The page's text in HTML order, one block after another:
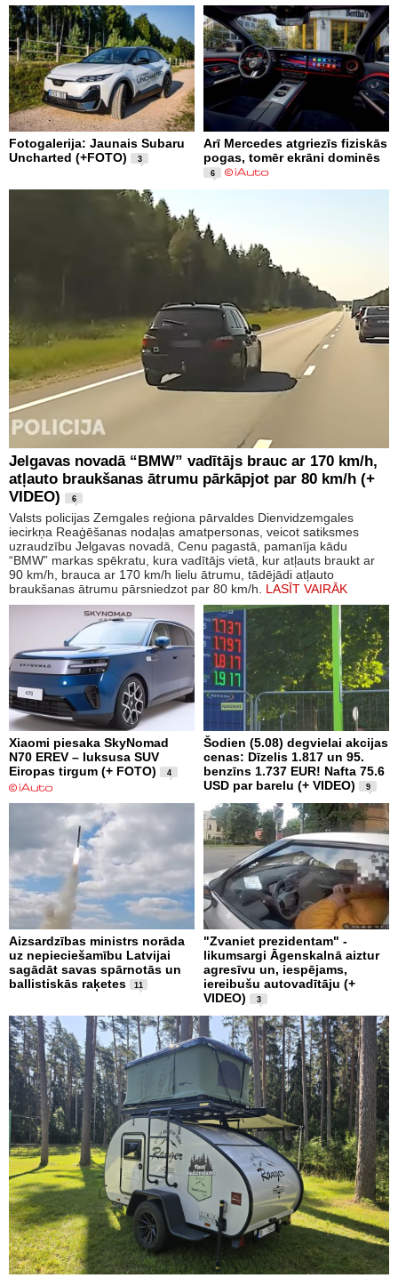
Fotogalerija: Jaunais Subaru
Uncharted (+FOTO)
3
Arī Mercedes atgriezīs fiziskās
pogas, tomēr ekrāni dominēs
6
Jelgavas novadā “BMW” vadītājs brauc ar 170 km/h,
atļauto braukšanas ātrumu pārkāpjot par 80 km/h (+
VIDEO)
6
Valsts policijas Zemgales reģiona pārvaldes Dienvidzemgales
iecirkņa Reaģēšanas nodaļas amatpersonas, veicot satiksmes
uzraudzību Jelgavas novadā, Cenu pagastā, pamanīja kādu
“BMW” markas spēkratu, kura vadītājs vietā, kur atļauts braukt ar
90 km/h, brauca ar 170 km/h lielu ātrumu, tādējādi atļauto
braukšanas ātrumu pārsniedzot par 80 km/h. LASĪT VAIRĀK
Xiaomi piesaka SkyNomad
N70 EREV – luksusa SUV
Eiropas tirgum (+ FOTO)
4
Šodien (5.08) degvielai akcijas
cenas: Dīzelis 1.817 un 95.
benzīns 1.737 EUR! Nafta 75.6
USD par barelu (+ VIDEO)
9
Aizsardzības ministrs norāda
uz nepieciešamību Latvijai
sagādāt savas spārnotās un
ballistiskās raķetes
11
"Zvaniet prezidentam" -
likumsargi Āgenskalnā aiztur
agresīvu un, iespējams,
iereibušu autovadītāju (+
VIDEO)
3